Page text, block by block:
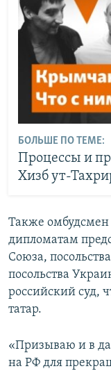
БОЛЬШЕ ПО ТЕМЕ:
Процессы и
Хизб ут-
Также омбудсмен
дипломатам
Союза,
посольства
российский суд,
татар.
«Призываю и в
на РФ для